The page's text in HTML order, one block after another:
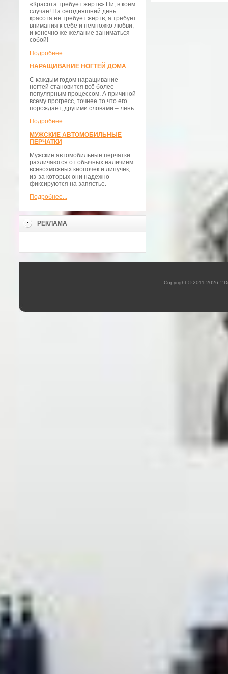
«Красота требует жертв» Ни, в коем
случае! На сегодняшний день
красота не требует жертв, а требует
внимания к себе и немножко любви,
и конечно же желание заниматься
собой!
Подробнее...
НАРАЩИВАНИЕ НОГТЕЙ ДОМА
С каждым годом наращивание
ногтей становится всё более
популярным процессом. А причиной
всему прогресс, точнее то что его
порождает, другими словами – лень.
Подробнее...
МУЖСКИЕ АВТОМОБИЛЬНЫЕ
ПЕРЧАТКИ
Мужские автомобильные перчатки
различаются от обычных наличием
всевозможных кнопочек и липучек,
из-за которых они надежно
фиксируются на запястье.
Подробнее...
РЕКЛАМА
Copyright © 2011-2026